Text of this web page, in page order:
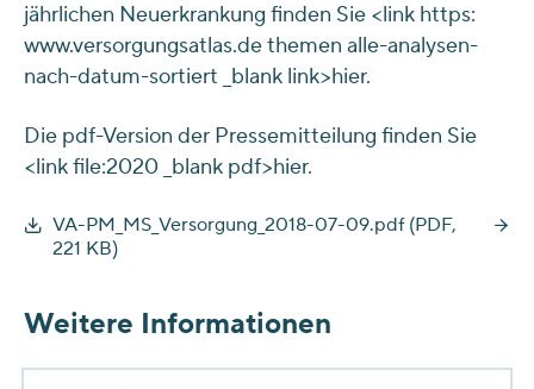
jährlichen Neuerkrankung finden Sie <link https:
www.versorgungsatlas.de themen alle-analysen-
nach-datum-sortiert _blank link>hier.
Die pdf-Version der Pressemitteilung finden Sie
<link file:2020 _blank pdf>hier.
VA-PM_MS_Versorgung_2018-07-09.pdf (PDF,
221 KB)
Weitere Informationen